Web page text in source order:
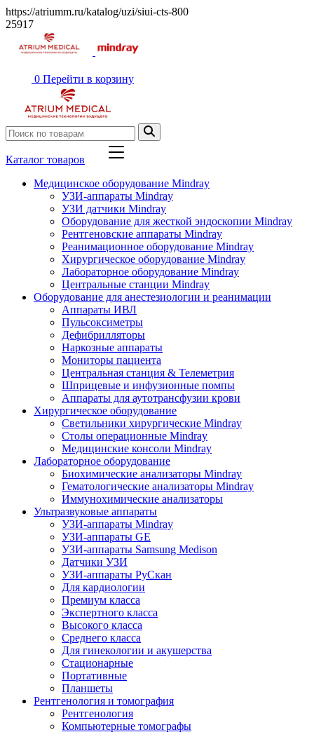
https://atriumm.ru/katalog/uzi/siui-cts-800
25917
0 Перейти в корзину
Каталог товаров
Медицинское оборудование Mindray
УЗИ-аппараты Mindray
УЗИ датчики Mindray
Оборудование для жесткой эндоскопии Mindray
Рентгеновские аппараты Mindray
Реанимационное оборудование Mindray
Хирургическое оборудование Mindray
Лабораторное оборудование Mindray
Центральные станции Mindray
Оборудование для анестезиологии и реанимации
Аппараты ИВЛ
Пульсоксиметры
Дефибрилляторы
Наркозные аппараты
Мониторы пациента
Центральная станция & Телеметрия
Шприцевые и инфузионные помпы
Аппараты для аутотрансфузии крови
Хирургическое оборудование
Светильники хирургические Mindray
Столы операционные Mindray
Медицинские консоли Mindray
Лабораторное оборудование
Биохимические анализаторы Mindray
Гематологические анализаторы Mindray
Иммунохимические анализаторы
Ультразвуковые аппараты
УЗИ-аппараты Mindray
УЗИ-аппараты GE
УЗИ-аппараты Samsung Medison
Датчики УЗИ
УЗИ-аппараты РуСкан
Для кардиологии
Премиум класса
Экспертного класса
Высокого класса
Среднего класса
Для гинекологии и акушерства
Стационарные
Портативные
Планшеты
Рентгенология и томография
Рентгенология
Компьютерные томографы